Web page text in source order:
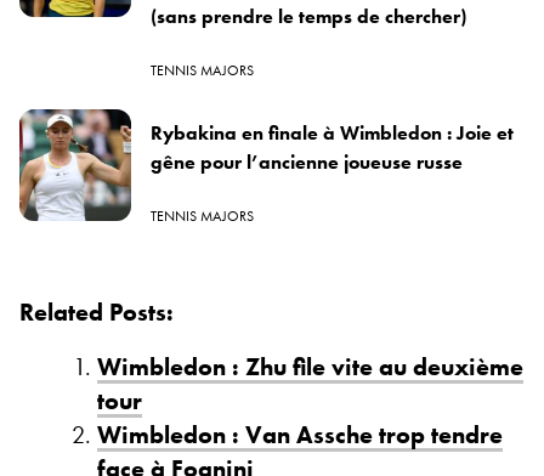
(sans prendre le temps de chercher)
TENNIS MAJORS
Rybakina en finale à Wimbledon : Joie et
gêne pour l’ancienne joueuse russe
TENNIS MAJORS
Related Posts:
Wimbledon : Zhu file vite au deuxième
tour
Wimbledon : Van Assche trop tendre
face à Fognini